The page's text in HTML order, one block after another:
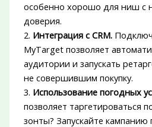
особенно хорошо для ниш с
доверия.
2. Интеграция с CRM.
MyTarget позволяет
аудитории и запускать
не совершившим покупку.
3. Использование погодных
позволяет таргетироваться
зонты? Запускайте